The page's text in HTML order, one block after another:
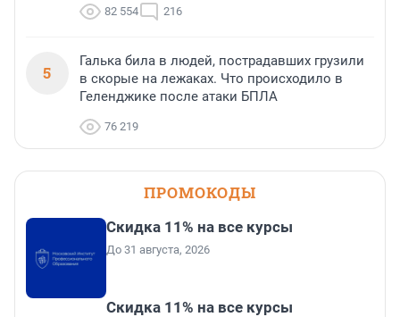
82 554 216
5
Галька била в людей, пострадавших грузили
в скорые на лежаках. Что происходило в
Геленджике после атаки БПЛА
76 219
ПРОМОКОДЫ
Скидка 11% на все курсы
До 31 августа, 2026
Скидка 11% на все курсы